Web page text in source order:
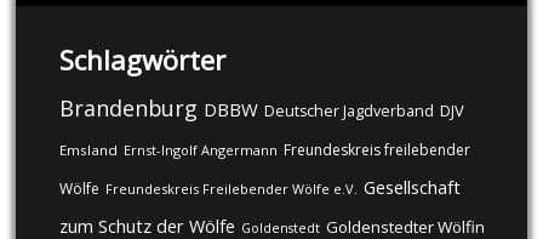
Schlagwörter
Brandenburg DBBW Deutscher Jagdverband DJV
Emsland Ernst-Ingolf Angermann Freundeskreis freilebender
Wölfe Freundeskreis Freilebender Wölfe e.V. Gesellschaft
zum Schutz der Wölfe Goldenstedt Goldenstedter Wölfin